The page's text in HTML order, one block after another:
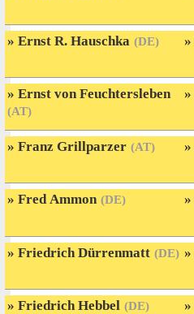
Ernst R. Hauschka (DE)
Ernst von Feuchtersleben
(AT)
Franz Grillparzer (AT)
Fred Ammon (DE)
Friedrich Dürrenmatt (DE)
Friedrich Hebbel (DE)